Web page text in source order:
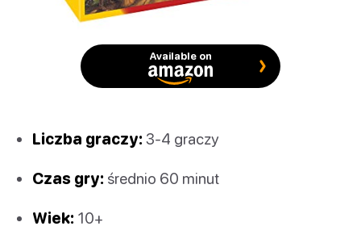
Available on
Liczba graczy: 3-4 graczy
Czas gry: średnio 60 minut
Wiek: 10+